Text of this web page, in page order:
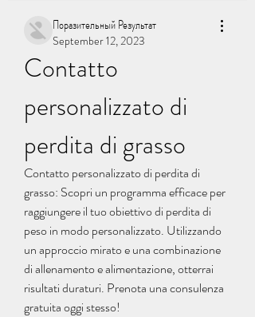
Поразительный Результат
September 12, 2023
Contatto
personalizzato di
perdita di grasso
Contatto personalizzato di perdita di
grasso: Scopri un programma efficace per
raggiungere il tuo obiettivo di perdita di
peso in modo personalizzato. Utilizzando
un approccio mirato e una combinazione
di allenamento e alimentazione, otterrai
risultati duraturi. Prenota una consulenza
gratuita oggi stesso!